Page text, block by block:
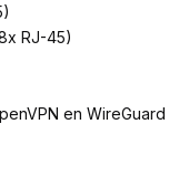
RJ-45)
en WireGuard